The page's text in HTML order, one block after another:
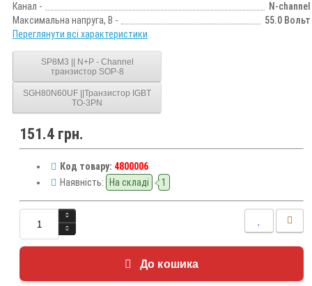
Канал -
N-channel
Максимальна напруга, В -
55.0 Вольт
Переглянути всі характеристики
SP8M3 || N+P - Channel
транзистор SOP-8
SGH80N60UF ||Транзистор IGBT
TO-3PN
151.4 грн.
Код товару: 4800006
Наявність:
На складі 1
До кошика